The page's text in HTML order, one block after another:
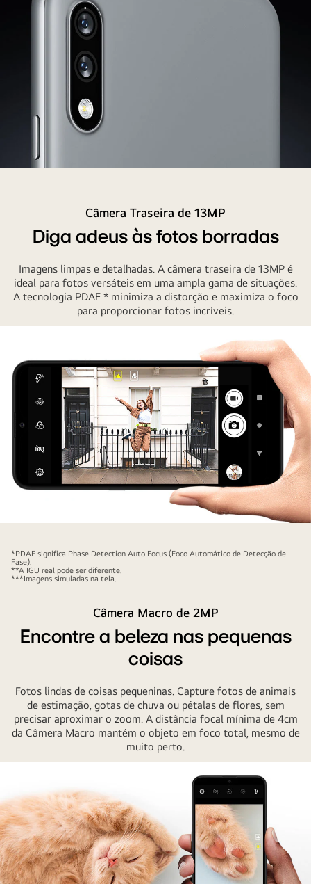
apresentando
câmeras
Câmera Traseira de 13MP
Diga adeus às fotos borradas
Imagens limpas e detalhadas. A câmera traseira de 13MP é
ideal para fotos versáteis em uma ampla gama de situações.
A tecnologia PDAF * minimiza a distorção e maximiza o foco
para proporcionar fotos incríveis.
fotografando
uma
mulher
*PDAF significa Phase Detection Auto Focus (Foco Automático de Detecção de
Fase).
**A IGU real pode ser diferente.
***Imagens simuladas na tela.
Câmera Macro de 2MP
Encontre a beleza nas pequenas
coisas
Fotos lindas de coisas pequeninas. Capture fotos de animais
de estimação, gotas de chuva ou pétalas de flores, sem
precisar aproximar o zoom. A distância focal mínima de 4cm
da Câmera Macro mantém o objeto em foco total, mesmo de
muito perto.